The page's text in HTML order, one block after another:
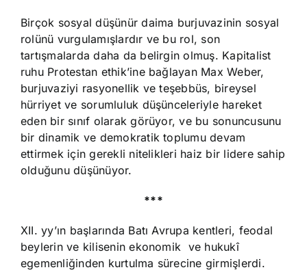
Birçok sosyal düşünür daima burjuvazinin sosyal
rolünü vurgulamışlardır ve bu rol, son
tartışmalarda daha da belirgin olmuş. Kapitalist
ruhu Protestan ethik’ine bağlayan Max Weber,
burjuvaziyi rasyonellik ve teşebbüs, bireysel
hürriyet ve sorumluluk düşünceleriyle hareket
eden bir sınıf olarak görüyor, ve bu sonuncusunu
bir dinamik ve demokratik toplumu devam
ettirmek için gerekli nitelikleri haiz bir lidere sahip
olduğunu düşünüyor.
***
XII. yy’ın başlarında Batı Avrupa kentleri, feodal
beylerin ve kilisenin ekonomik ve hukukî
egemenliğinden kurtulma sürecine girmişlerdi.